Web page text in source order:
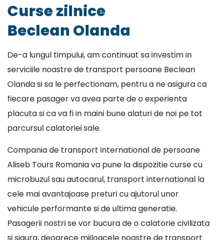
Curse zilnice
Beclean Olanda
De-a lungul timpului, am continuat sa investim in
serviciile noastre de transport persoane Beclean
Olanda si sa le perfectionam, pentru a ne asigura ca
fiecare pasager va avea parte de o experienta
placuta si ca va fi in maini bune alaturi de noi pe tot
parcursul calatoriei sale.
Compania de transport international de persoane
Aliseb Tours Romania va pune la dispozitie curse cu
microbuzul sau autocarul, transport international la
cele mai avantajoase preturi cu ajutorul unor
vehicule performante si de ultima generatie.
Pasagerii nostri se vor bucura de o calatorie civilizata
si sigura, deoarece mijloacele noastre de transport